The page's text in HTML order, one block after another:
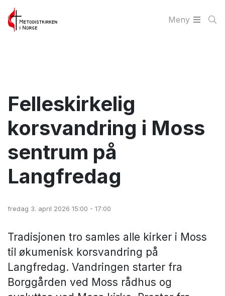
Meny
Felleskirkelig
korsvandring i Moss
sentrum på
Langfredag
fredag 3. april 2026 15:00 - 17:00
Tradisjonen tro samles alle kirker i Moss
til økumenisk korsvandring på
Langfredag. Vandringen starter fra
Borggården ved Moss rådhus og